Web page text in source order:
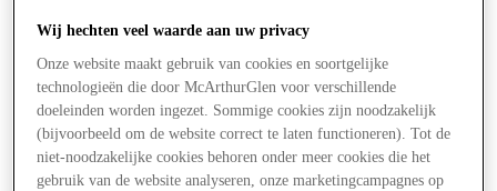
Wij hechten veel waarde aan uw privacy
Onze website maakt gebruik van cookies en soortgelijke
technologieën die door McArthurGlen voor verschillende
doeleinden worden ingezet. Sommige cookies zijn noodzakelijk
(bijvoorbeeld om de website correct te laten functioneren). Tot de
niet-noodzakelijke cookies behoren onder meer cookies die het
gebruik van de website analyseren, onze marketingcampagnes op